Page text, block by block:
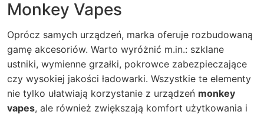
Monkey Vapes
Oprócz samych urządzeń, marka oferuje rozbudowaną
gamę akcesoriów. Warto wyróżnić m.in.: szklane
ustniki, wymienne grzałki, pokrowce zabezpieczające
czy wysokiej jakości ładowarki. Wszystkie te elementy
nie tylko ułatwiają korzystanie z urządzeń monkey
vapes, ale również zwiększają komfort użytkowania i